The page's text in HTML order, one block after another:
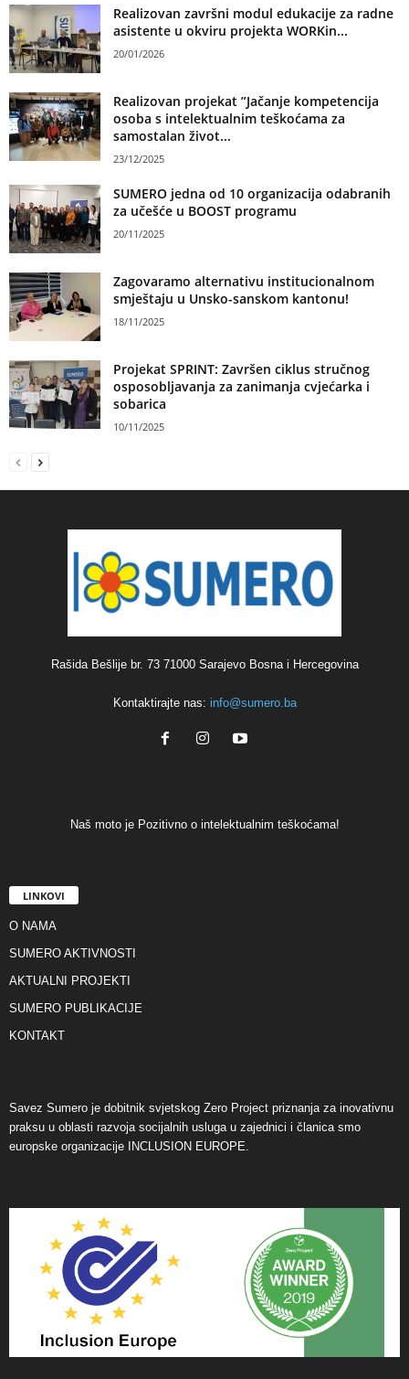
Realizovan završni modul edukacije za radne
asistente u okviru projekta WORKin...
20/01/2026
Realizovan projekat ”Jačanje kompetencija
osoba s intelektualnim teškoćama za
samostalan život...
23/12/2025
SUMERO jedna od 10 organizacija odabranih
za učešće u BOOST programu
20/11/2025
Zagovaramo alternativu institucionalnom
smještaju u Unsko-sanskom kantonu!
18/11/2025
Projekat SPRINT: Završen ciklus stručnog
osposobljavanja za zanimanja cvjećarka i
sobarica
10/11/2025
Rašida Bešlije br. 73 71000 Sarajevo Bosna i Hercegovina
Kontaktirajte nas: info@sumero.ba
Naš moto je Pozitivno o intelektualnim teškoćama!
LINKOVI
O NAMA
SUMERO AKTIVNOSTI
AKTUALNI PROJEKTI
SUMERO PUBLIKACIJE
KONTAKT
Savez Sumero je dobitnik svjetskog Zero Project priznanja za inovativnu
praksu u oblasti razvoja socijalnih usluga u zajednici i članica smo
europske organizacije INCLUSION EUROPE.